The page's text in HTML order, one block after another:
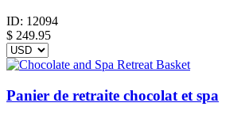
ID: 12094
$ 249.95
Panier de retraite chocolat et spa